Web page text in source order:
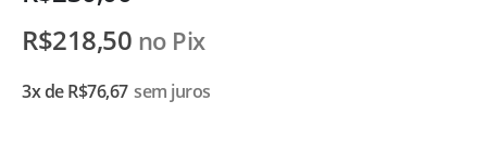
R$218,50 no Pix
3x deR$76,67 sem juros